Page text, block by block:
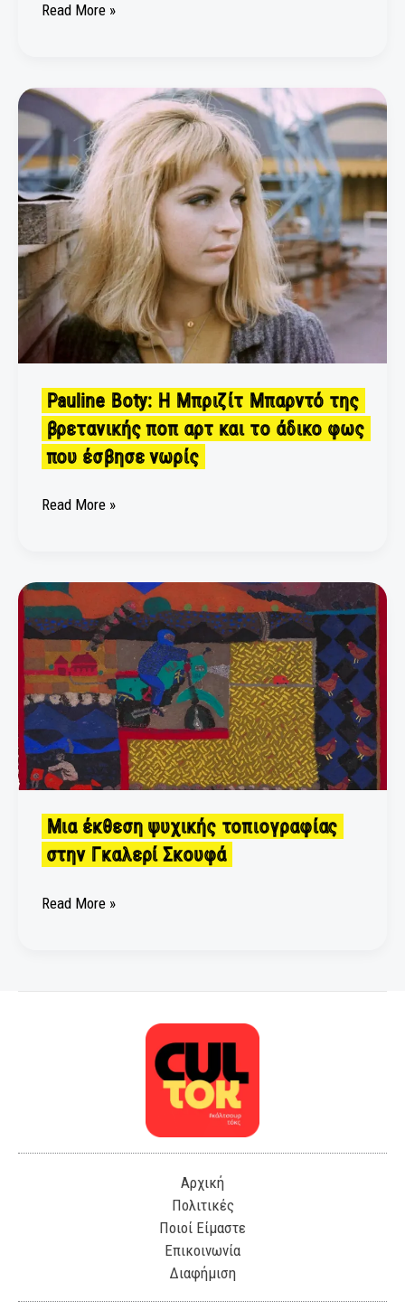
Read More »
Pauline Boty: Η Μπριζίτ Μπαρντό της
βρετανικής ποπ αρτ και το άδικο φως
που έσβησε νωρίς
Pauline
Boty:
Η
Μπριζίτ
Μπαρντό
της
βρετανικής
ποπ
αρτ
και
το
άδικο
φως
που
έσβησε
νωρίς
Read More »
Μια έκθεση ψυχικής τοπιογραφίας
στην Γκαλερί Σκουφά
Μια
έκθεση
ψυχικής
τοπιογραφίας
στην
Γκαλερί
Σκουφά
Read More »
Αρχική
Πολιτικές
Ποιοί Είμαστε
Επικοινωνία
Διαφήμιση